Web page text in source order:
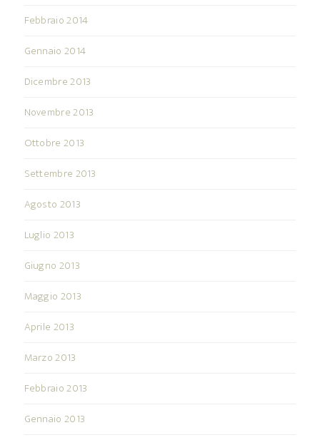
Febbraio 2014
Gennaio 2014
Dicembre 2013
Novembre 2013
Ottobre 2013
Settembre 2013
Agosto 2013
Luglio 2013
Giugno 2013
Maggio 2013
Aprile 2013
Marzo 2013
Febbraio 2013
Gennaio 2013